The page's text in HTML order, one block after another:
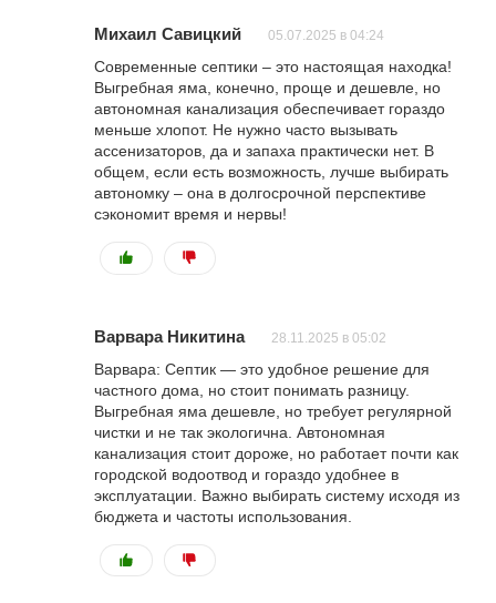
Михаил Савицкий 05.07.2025 в 04:24
Современные септики – это настоящая находка!
Выгребная яма, конечно, проще и дешевле, но
автономная канализация обеспечивает гораздо
меньше хлопот. Не нужно часто вызывать
ассенизаторов, да и запаха практически нет. В
общем, если есть возможность, лучше выбирать
автономку – она в долгосрочной перспективе
сэкономит время и нервы!
Варвара Никитина 28.11.2025 в 05:02
Варвара: Септик — это удобное решение для
частного дома, но стоит понимать разницу.
Выгребная яма дешевле, но требует регулярной
чистки и не так экологична. Автономная
канализация стоит дороже, но работает почти как
городской водоотвод и гораздо удобнее в
эксплуатации. Важно выбирать систему исходя из
бюджета и частоты использования.